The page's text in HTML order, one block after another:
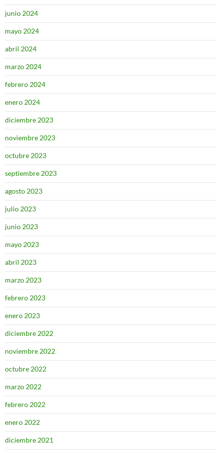
junio 2024
mayo 2024
abril 2024
marzo 2024
febrero 2024
enero 2024
diciembre 2023
noviembre 2023
octubre 2023
septiembre 2023
agosto 2023
julio 2023
junio 2023
mayo 2023
abril 2023
marzo 2023
febrero 2023
enero 2023
diciembre 2022
noviembre 2022
octubre 2022
marzo 2022
febrero 2022
enero 2022
diciembre 2021